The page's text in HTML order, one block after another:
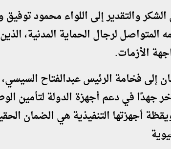
والتقدير إلى اللواء محمود توفيق
المتواصل لرجال الحماية المدنية،
الأزمات.
إلى فخامة الرئيس عبدالفتاح السيسي،
جهدًا في دعم أجهزة الدولة لتأمين
أجهزتها التنفيذية هي الضمان